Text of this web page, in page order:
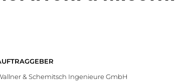
& Schemitsch Ingenieure GmbH